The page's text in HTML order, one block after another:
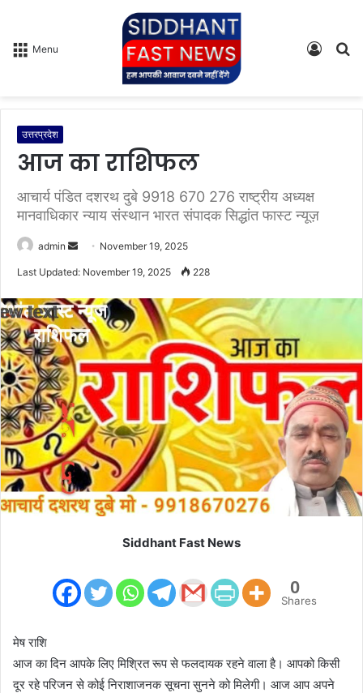
Menu
Log
उत्तरप्रदेश
आज का राशिफल
आचार्य पंडित दशरथ दुबे 9918 670 276 राष्ट्रीय अध्यक्ष
मानवाधिकार न्याय संस्थान भारत संपादक सिद्धांत फास्ट न्यूज़
admin
d
a
n
e
m
a
i
l
November 19, 2025
Last Updated: November 19, 2025 228
Siddhant Fast News
0
Shares
मेष राशि
आज का दिन आपके लिए मिश्रित रूप से फलदायक रहने वाला है। आपको किसी
दूर रहे परिजन से कोई निराशाजनक सूचना सुनने को मिलेगी। आज आप अपने